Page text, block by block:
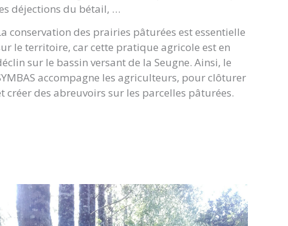
déjections du bétail, …
conservation des prairies pâturées est essentielle
le territoire, car cette pratique agricole est en
sur le bassin versant de la Seugne. Ainsi, le
accompagne les agriculteurs, pour clôturer
créer des abreuvoirs sur les parcelles pâturées.